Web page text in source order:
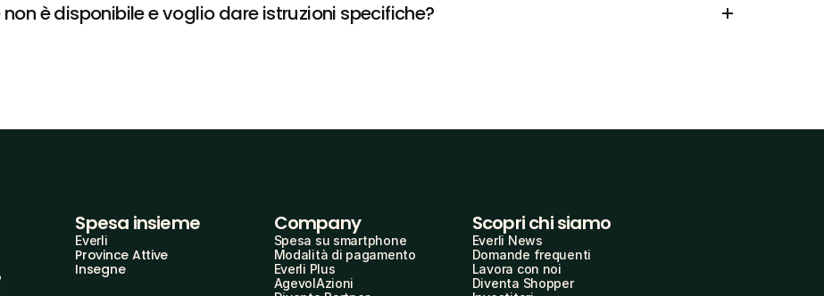
è disponibile e voglio dare istruzioni specifiche?
Spesa insieme
Everli
Province Attive
Insegne
Company
Spesa su smartphone
Modalità di pagamento
Everli Plus
AgevolAzioni
Scopri chi siamo
Everli News
Domande frequenti
Lavora con noi
Diventa Shopper